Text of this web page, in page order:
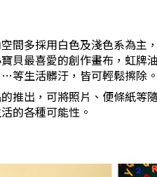
間多採用白色及淺色系為主
貝最喜愛的創作畫布，虹牌
等生活髒汙，皆可輕鬆擦除
推出，可將照片、便條紙等
的各種可能性。